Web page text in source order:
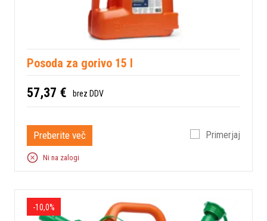
Posoda za gorivo 15 l
57,37 € brez DDV
Preberite več Primerjaj
Ni na zalogi
-10,0%